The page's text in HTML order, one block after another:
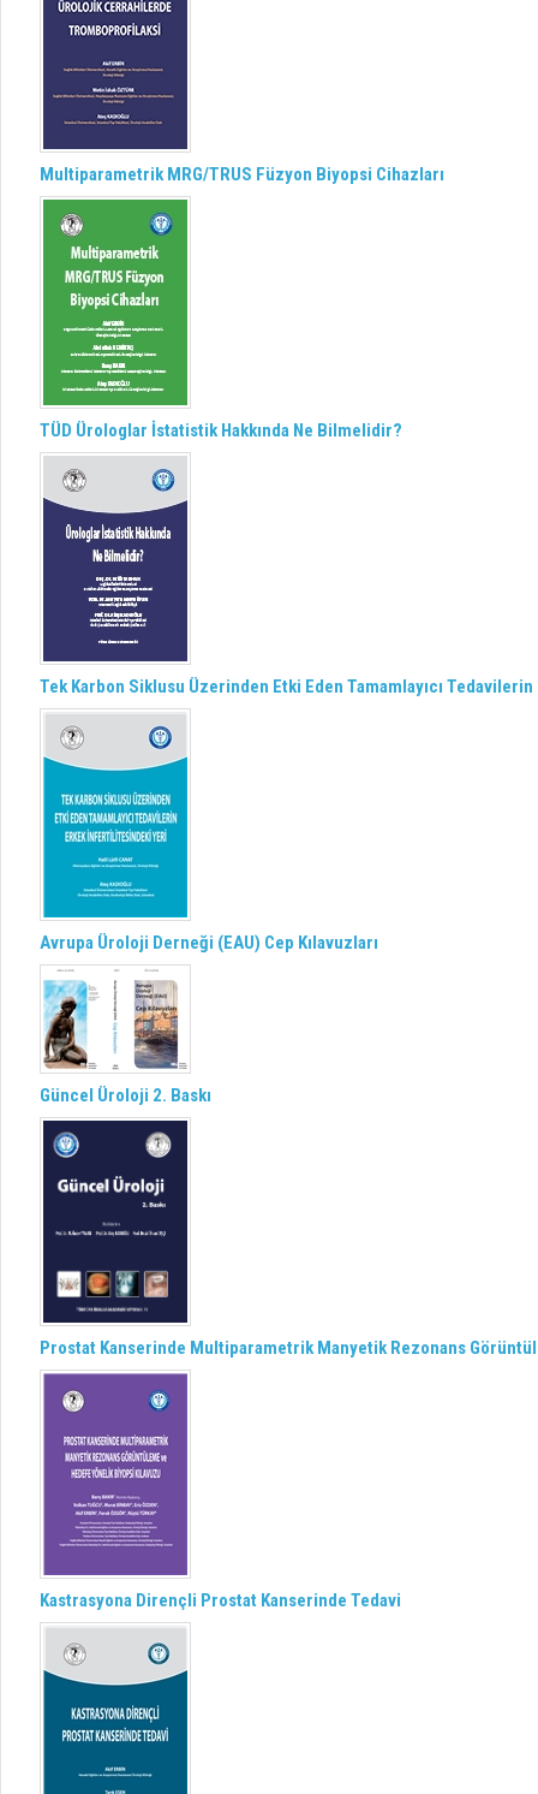
Multiparametrik MRG/TRUS Füzyon Biyopsi Cihazları
TÜD Ürologlar İstatistik Hakkında Ne Bilmelidir?
Tek Karbon Siklusu Üzerinden Etki Eden Tamamlayıcı
Avrupa Üroloji Derneği (EAU) Cep Kılavuzları
Güncel Üroloji 2. Baskı
Prostat Kanserinde Multiparametrik Manyetik Rezonans
Kastrasyona Dirençli Prostat Kanserinde Tedavi